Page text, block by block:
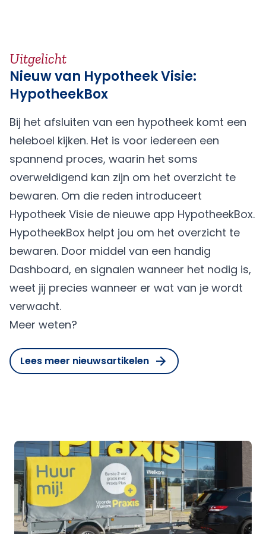
Uitgelicht
Nieuw van Hypotheek Visie:
HypotheekBox
Bij het afsluiten van een hypotheek komt een
heleboel kijken. Het is voor iedereen een
spannend proces, waarin het soms
overweldigend kan zijn om het overzicht te
bewaren. Om die reden introduceert
Hypotheek Visie de nieuwe app HypotheekBox.
HypotheekBox helpt jou om het overzicht te
bewaren. Door middel van een handig
Dashboard, en signalen wanneer het nodig is,
weet jij precies wanneer er wat van je wordt
verwacht.
Meer weten?
Lees meer nieuwsartikelen